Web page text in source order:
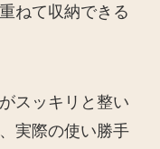
ねて収納できる
スッキリと整い
実際の使い勝手